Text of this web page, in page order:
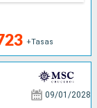
+Tasas
09/01/2028